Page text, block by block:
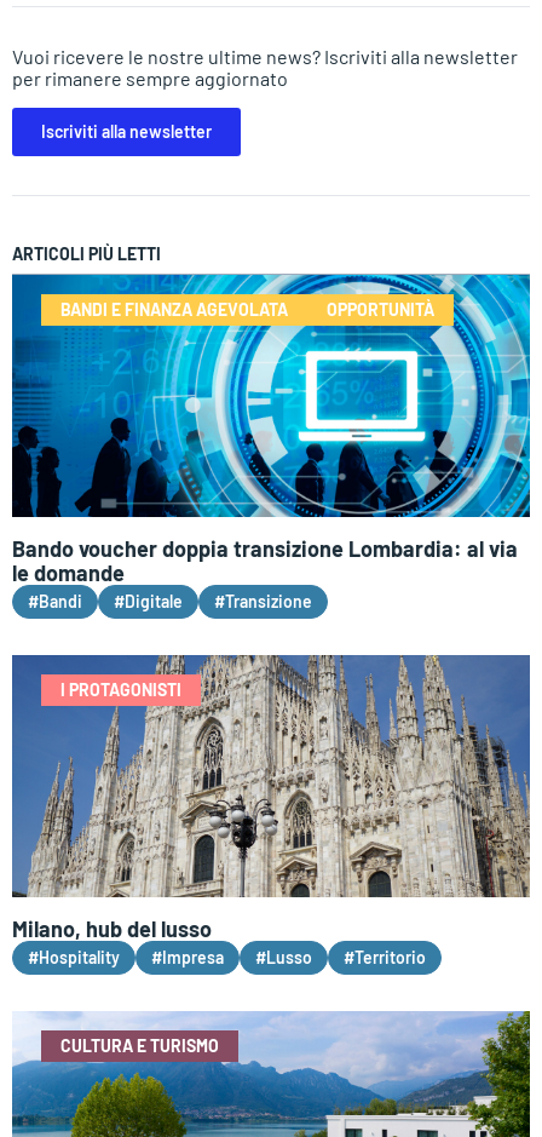
Vuoi ricevere le nostre ultime news? Iscriviti alla newsletter
per rimanere sempre aggiornato
Iscriviti alla newsletter
ARTICOLI PIÙ LETTI
BANDI E FINANZA AGEVOLATA OPPORTUNITÀ
Bando voucher doppia transizione Lombardia: al via
le domande
#Bandi #Digitale #Transizione
I PROTAGONISTI
Milano, hub del lusso
#Hospitality #Impresa #Lusso #Territorio
CULTURA E TURISMO